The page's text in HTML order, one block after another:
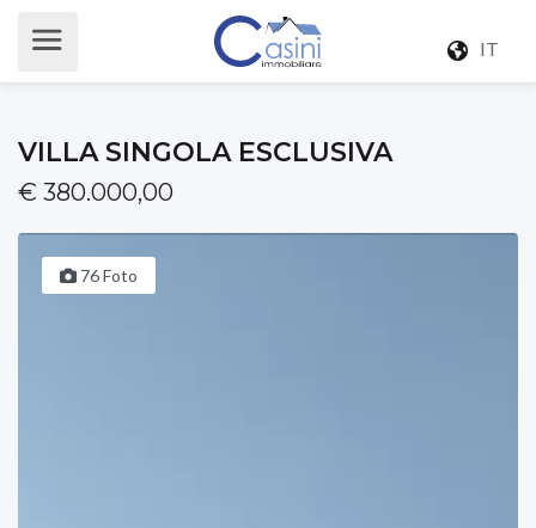
IT
VILLA SINGOLA ESCLUSIVA
€ 380.000,00
76 Foto